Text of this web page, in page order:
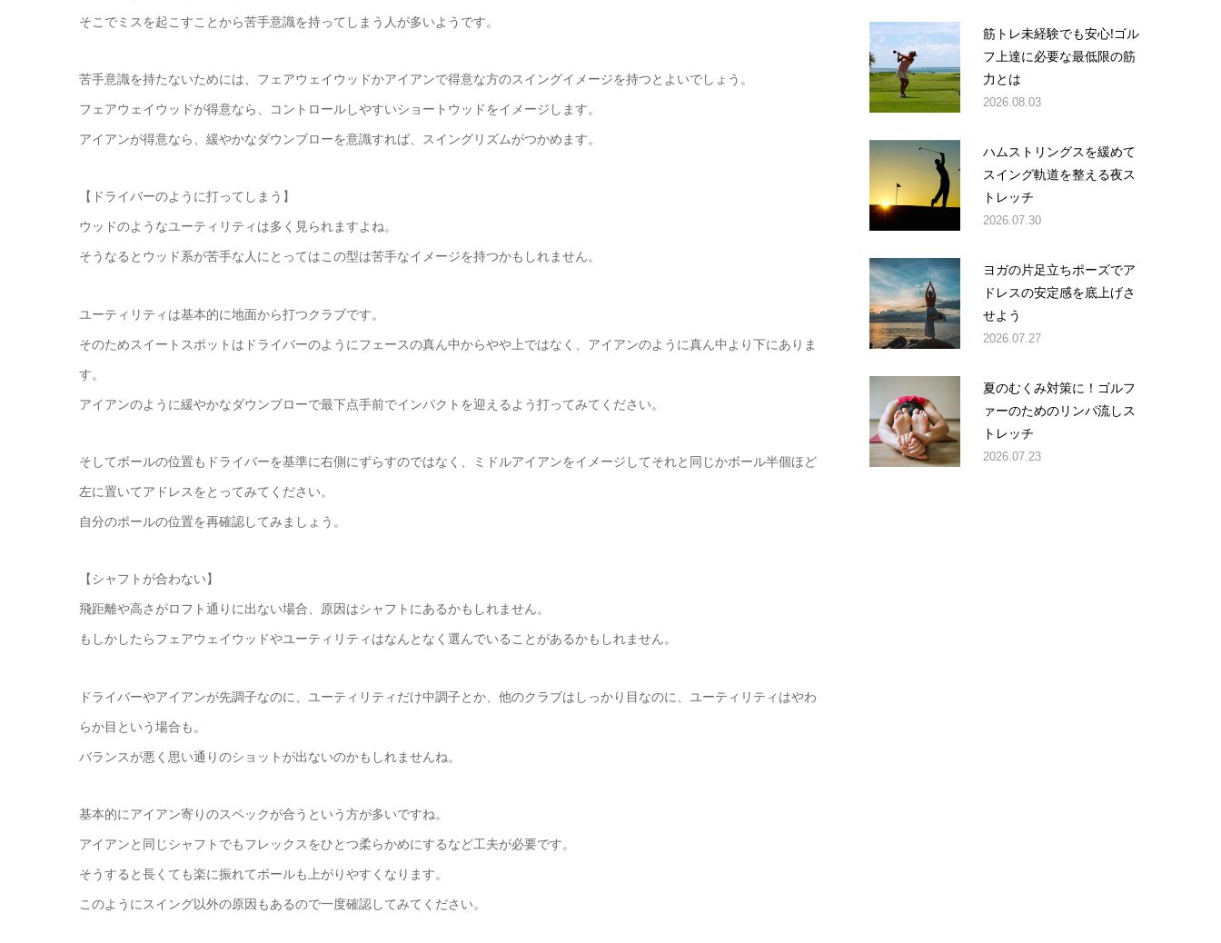
そこでミスを起こすことから苦手意識を持ってしまう人が多いようです。
苦手意識を持たないためには、フェアウェイウッドかアイアンで得意な方のスイングイメージを持つとよいでしょう。
フェアウェイウッドが得意なら、コントロールしやすいショートウッドをイメージします。
アイアンが得意なら、緩やかなダウンブローを意識すれば、スイングリズムがつかめます。
【ドライバーのように打ってしまう】
ウッドのようなユーティリティは多く見られますよね。
そうなるとウッド系が苦手な人にとってはこの型は苦手なイメージを持つかもしれません。
ユーティリティは基本的に地面から打つクラブです。
そのためスイートスポットはドライバーのようにフェースの真ん中からやや上ではなく、アイアンのように真ん中より下にありま
す。
アイアンのように緩やかなダウンブローで最下点手前でインパクトを迎えるよう打ってみてください。
そしてボールの位置もドライバーを基準に右側にずらすのではなく、ミドルアイアンをイメージしてそれと同じかボール半個ほど
左に置いてアドレスをとってみてください。
自分のボールの位置を再確認してみましょう。
【シャフトが合わない】
飛距離や高さがロフト通りに出ない場合、原因はシャフトにあるかもしれません。
もしかしたらフェアウェイウッドやユーティリティはなんとなく選んでいることがあるかもしれません。
ドライバーやアイアンが先調子なのに、ユーティリティだけ中調子とか、他のクラブはしっかり目なのに、ユーティリティはやわ
らか目という場合も。
バランスが悪く思い通りのショットが出ないのかもしれませんね。
基本的にアイアン寄りのスペックが合うという方が多いですね。
アイアンと同じシャフトでもフレックスをひとつ柔らかめにするなど工夫が必要です。
そうすると長くても楽に振れてボールも上がりやすくなります。
このようにスイング以外の原因もあるので一度確認してみてください。
筋トレ未経験でも安心!ゴル
フ上達に必要な最低限の筋
力とは
2026.08.03
ハムストリングスを緩めて
スイング軌道を整える夜ス
トレッチ
2026.07.30
ヨガの片足立ちポーズでア
ドレスの安定感を底上げさ
せよう
2026.07.27
夏のむくみ対策に！ゴルフ
ァーのためのリンパ流しス
トレッチ
2026.07.23